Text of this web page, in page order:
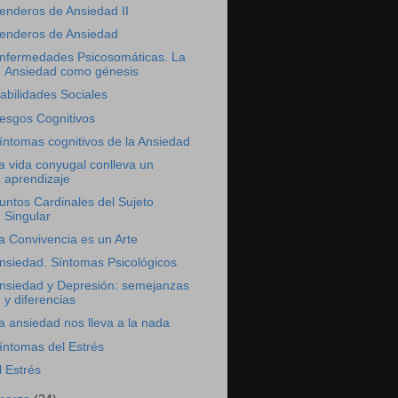
de Ansiedad II
de Ansiedad
Psicosomáticas. La
Ansiedad como génesis
Sociales
Cognitivos
cognitivos de la Ansiedad
vida conyugal conlleva un
aprendizaje
Cardinales del Sujeto
Singular
Convivencia es un Arte
Síntomas Psicológicos
y Depresión: semejanzas
y diferencias
ansiedad nos lleva a la nada
del Estrés
Estrés